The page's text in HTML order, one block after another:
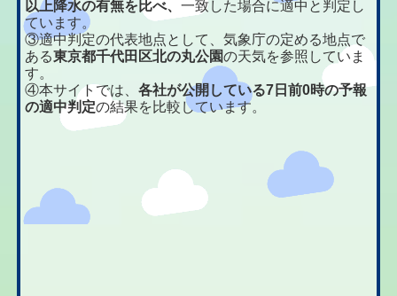
以上降水の有無を比べ、一致した場合に適中と判定し
ています。
③適中判定の代表地点として、気象庁の定める地点で
ある東京都千代田区北の丸公園の天気を参照していま
す。
④本サイトでは、各社が公開している7日前0時の予報
の適中判定の結果を比較しています。